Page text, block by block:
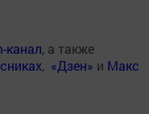
канал, а также
, «Дзен» и Макс